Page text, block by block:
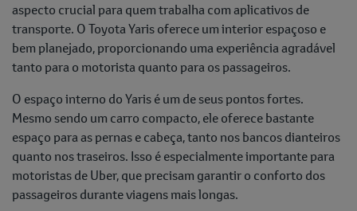
aspecto crucial para quem trabalha com aplicativos de
transporte. O Toyota Yaris oferece um interior espaçoso e
bem planejado, proporcionando uma experiência agradável
tanto para o motorista quanto para os passageiros.
O espaço interno do Yaris é um de seus pontos fortes.
Mesmo sendo um carro compacto, ele oferece bastante
espaço para as pernas e cabeça, tanto nos bancos dianteiros
quanto nos traseiros. Isso é especialmente importante para
motoristas de Uber, que precisam garantir o conforto dos
passageiros durante viagens mais longas.